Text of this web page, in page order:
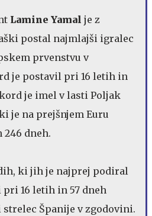
Lamine Yamal je z
postal najmlajši igralec
prvenstvu v
je postavil pri 16 letih in
je imel v lasti Poljak
je na prejšnjem Euru
dneh.
ki jih je najprej podiral
16 letih in 57 dneh
Španije v zgodovini.